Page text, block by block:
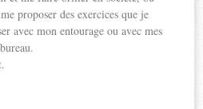
proposer des exercices que je
avec mon entourage ou avec mes